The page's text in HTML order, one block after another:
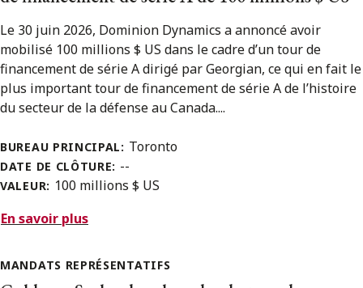
Le 30 juin 2026, Dominion Dynamics a annoncé avoir
mobilisé 100 millions $ US dans le cadre d’un tour de
financement de série A dirigé par Georgian, ce qui en fait le
plus important tour de financement de série A de l’histoire
du secteur de la défense au Canada....
BUREAU PRINCIPAL: Toronto
DATE DE CLÔTURE: --
VALEUR: 100 millions $ US
En savoir plus
MANDATS REPRÉSENTATIFS